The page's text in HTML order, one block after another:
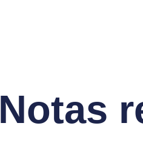
Notas